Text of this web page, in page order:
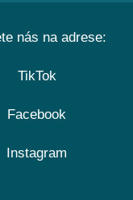
nás na adrese:
TikTok
Facebook
Instagram